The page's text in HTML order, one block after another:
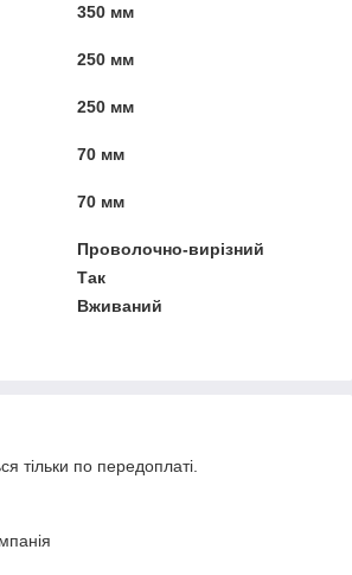
350 мм
250 мм
250 мм
70 мм
70 мм
Проволочно-вирізний
Так
Вживаний
тільки по передоплаті.